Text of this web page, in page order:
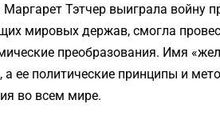
Тэтчер выиграла войну
мировых держав, смогла
преобразования. Имя
а ее политические принципы и
во всем мире.